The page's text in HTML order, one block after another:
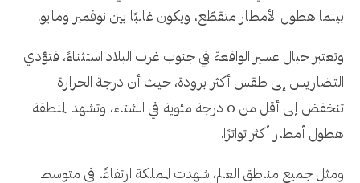
بينما هطول الأمطار متقطّع، ويكون غالبًا بين نوفمبر ومايو.
وتعتبر جبال عسير الواقعة في جنوب غرب البلاد استثناءً، فتؤدي
التضاريس إلى طقس أكثر برودة، حيث أن درجة الحرارة
تنخفض إلى أقل من 0 درجة مئوية في الشتاء، وتشهد المنطقة
هطول أمطار أكثر تواترًا.
ومثل جميع مناطق العالم، شهدت المملكة ارتفاعًا في متوسط